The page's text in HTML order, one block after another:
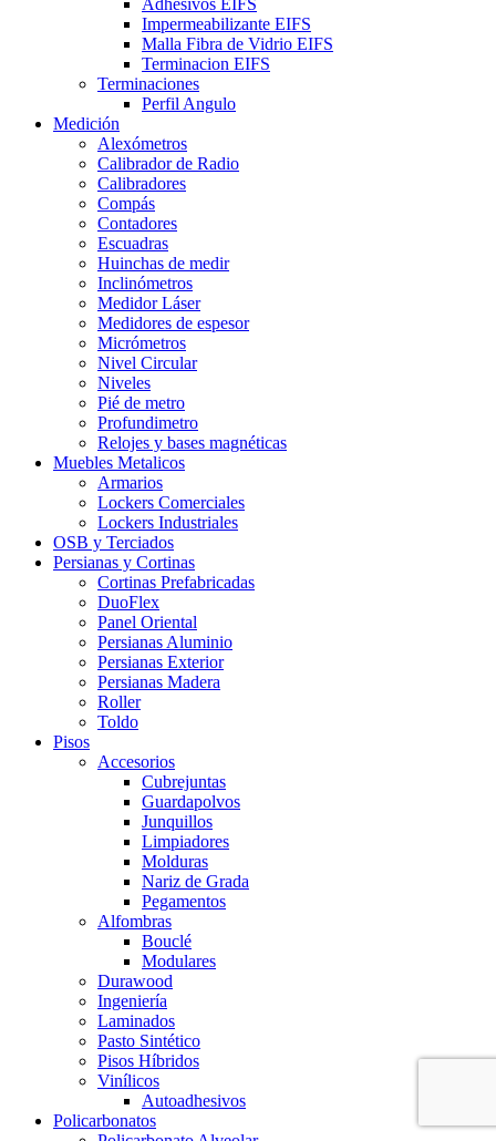
Impermeabilizante EIFS
Malla Fibra de Vidrio EIFS
Terminacion EIFS
Terminaciones
Perfil Angulo
Medición
Alexómetros
Calibrador de Radio
Calibradores
Compás
Contadores
Escuadras
Huinchas de medir
Inclinómetros
Medidor Láser
Medidores de espesor
Micrómetros
Nivel Circular
Niveles
Pié de metro
Profundimetro
Relojes y bases magnéticas
Muebles Metalicos
Armarios
Lockers Comerciales
Lockers Industriales
OSB y Terciados
Persianas y Cortinas
Cortinas Prefabricadas
DuoFlex
Panel Oriental
Persianas Aluminio
Persianas Exterior
Persianas Madera
Roller
Toldo
Pisos
Accesorios
Cubrejuntas
Guardapolvos
Junquillos
Limpiadores
Molduras
Nariz de Grada
Pegamentos
Alfombras
Bouclé
Modulares
Durawood
Ingeniería
Laminados
Pasto Sintético
Pisos Híbridos
Vinílicos
Autoadhesivos
Policarbonatos